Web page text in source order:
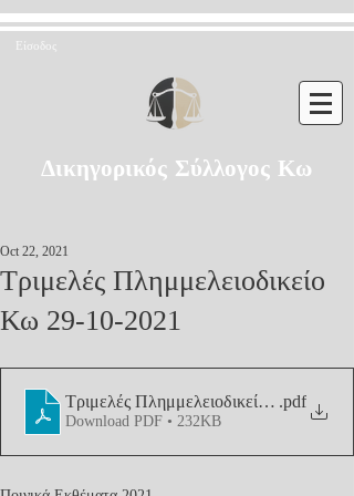
Είσοδος
Δικηγορικός Σύλλογος Κω
Τριμελές Πλημμελειοδικείο
Κω 29-10-2021
Oct 22, 2021
Τριμελές Πλημμελειοδικείο Κω 29-10-
.pdf
Download PDF • 232KB